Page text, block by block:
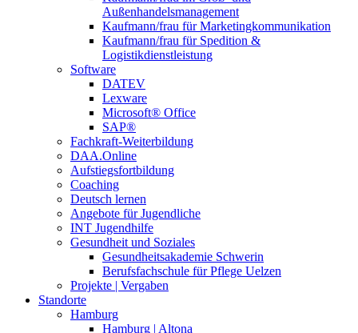
Außenhandelsmanagement
Kaufmann/frau für Marketingkommunikation
Kaufmann/frau für Spedition &
Logistikdienstleistung
Software
DATEV
Lexware
Microsoft® Office
SAP®
Fachkraft-Weiterbildung
DAA.Online
Aufstiegsfortbildung
Coaching
Deutsch lernen
Angebote für Jugendliche
INT Jugendhilfe
Gesundheit und Soziales
Gesundheitsakademie Schwerin
Berufsfachschule für Pflege Uelzen
Projekte | Vergaben
Standorte
Hamburg
Hamburg | Altona